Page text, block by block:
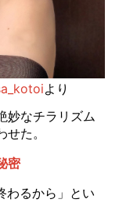
より
妙なチラリズム
た。
密
るから」とい